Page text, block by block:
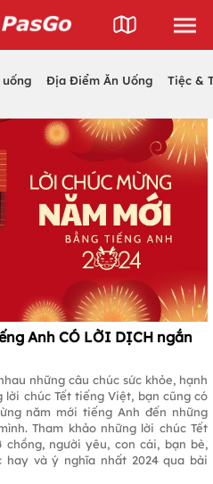
Địa Điểm Ăn Uống Tiệc &
Anh CÓ LỜI DỊCH ngắn
những câu chúc sức khỏe, hạnh
lời chúc Tết tiếng Việt, bạn cũng có
năm mới tiếng Anh đến những
Tham khảo những lời chúc Tết
người yêu, con cái, bạn bè,
hay và ý nghĩa nhất 2024 qua bài